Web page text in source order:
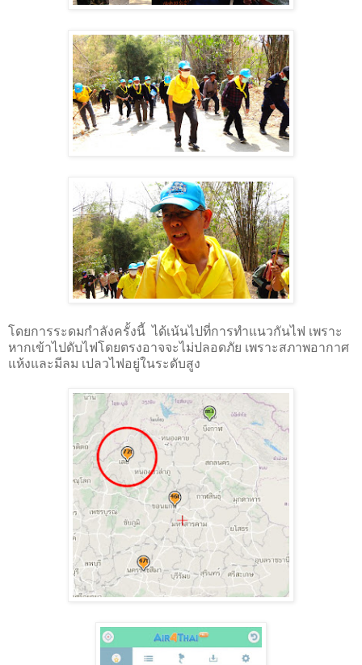
โดยการระดมกำลังครั้งนี้ ได้เน้นไปที่การทำแนวกันไฟ เพราะ
หากเข้าไปดับไฟโดยตรงอาจจะไม่ปลอดภัย เพราะสภาพอากาศ
แห้งและมีลม เปลวไฟอยู่ในระดับสูง